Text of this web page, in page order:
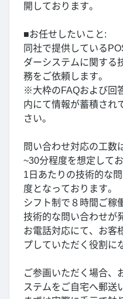
開しております。
■お任せしたいこと:
同社で提供している
ダーシステムに関する
務をご依頼します。
※大枠のFAQおよび回
内にて情報が蓄積され
さい。
問い合わせ対応の工数
~30分程度を想定してお
1日あたりの技術的な
度となっております。
シフト制で８時間ご稼
技術的な問い合わせが
お電話対応にて、お客
プしていただく役割に
ご参画いただく場合、
ステムをご自宅へ郵送